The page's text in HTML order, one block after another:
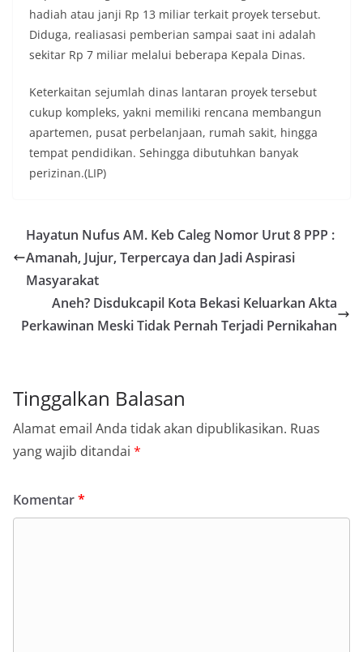
hadiah atau janji Rp 13 miliar terkait proyek tersebut.
Diduga, realiasasi pemberian sampai saat ini adalah
sekitar Rp 7 miliar melalui beberapa Kepala Dinas.
Keterkaitan sejumlah dinas lantaran proyek tersebut
cukup kompleks, yakni memiliki rencana membangun
apartemen, pusat perbelanjaan, rumah sakit, hingga
tempat pendidikan. Sehingga dibutuhkan banyak
perizinan.(LIP)
Hayatun Nufus AM. Keb Caleg Nomor Urut 8 PPP :
Amanah, Jujur, Terpercaya dan Jadi Aspirasi
Masyarakat
Aneh? Disdukcapil Kota Bekasi Keluarkan Akta
Perkawinan Meski Tidak Pernah Terjadi Pernikahan
Tinggalkan Balasan
Alamat email Anda tidak akan dipublikasikan. Ruas
yang wajib ditandai *
Komentar*